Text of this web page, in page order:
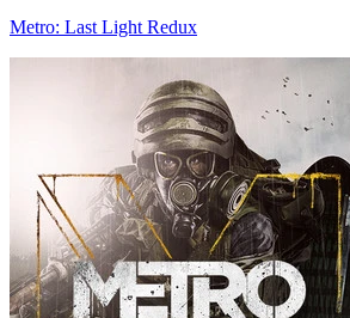
Metro: Last Light Redux